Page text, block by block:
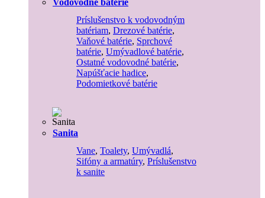
Príslušenstvo k vodovodným
batériam, Drezové batérie,
Vaňové batérie, Sprchové
batérie, Umývadlové batérie,
Ostatné vodovodné batérie,
Napúšťacie hadice,
Podomietkové batérie
Sanita
Vane, Toalety, Umývadlá,
Sifóny a armatúry, Príslušenstvo
k sanite